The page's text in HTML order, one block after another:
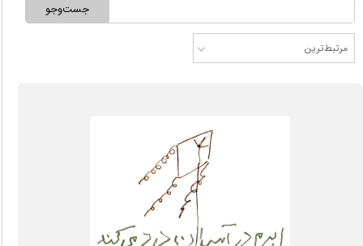
مرتبط‌ترین
جست‌وجو